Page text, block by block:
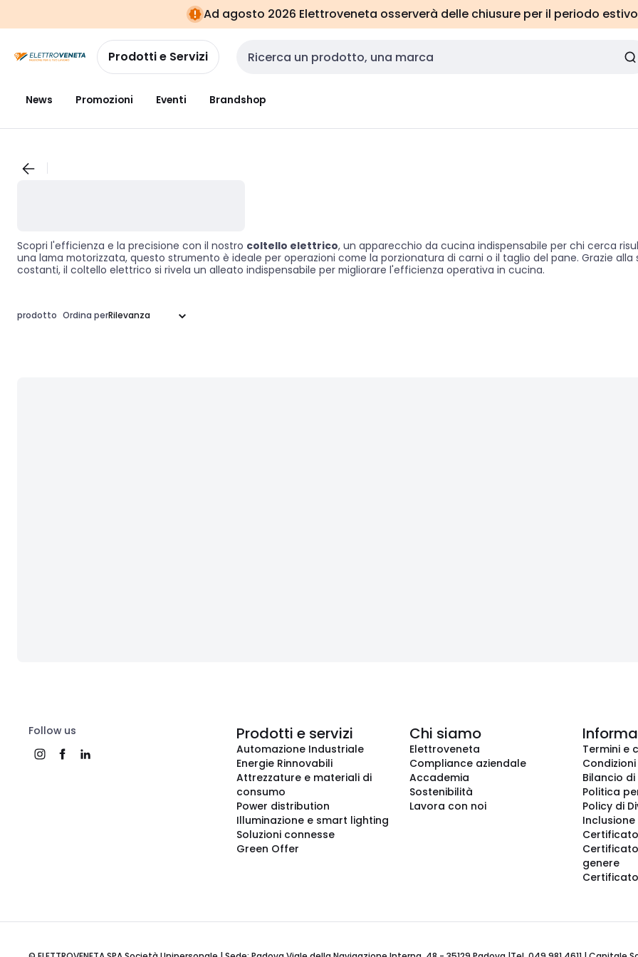
navigazionealla
pagina
Ad agosto 2026 Elettroveneta osserverà delle chiusure per il periodo
Prodotti e Servizi Cerca input
News Promozioni Eventi Brandshop
Scopri l'efficienza e la precisione con il nostro coltello elettrico, un apparecchio da cucina indispensabile per chi cerca
una lama motorizzata, questo strumento è ideale per operazioni come la porzionatura di carni o il taglio del pane. Grazie
costanti, il coltello elettrico si rivela un alleato indispensabile per migliorare l'efficienza operativa in cucina.
prodotto Ordina per
Follow us Prodotti e servizi
Automazione Industriale
Energie Rinnovabili
Attrezzature e materiali di
consumo
Power distribution
Illuminazione e smart lighting
Soluzioni connesse
Green Offer
Chi siamo
Elettroveneta
Compliance aziendale
Accademia
Sostenibilità
Lavora con noi
Termini e
Bilancio
Politica
Policy di
Inclusione
genere
Certificato